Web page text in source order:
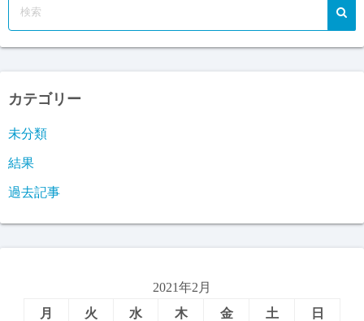
カテゴリー
未分類
結果
過去記事
2021年2月
月
火 水 木 金 土 日